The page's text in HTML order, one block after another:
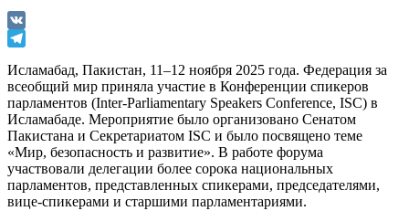
VK
Исламабад, Пакистан, 11–12 ноября 2025 года. Федерация за
всеобщий мир приняла участие в Конференции спикеров
парламентов (Inter-Parliamentary Speakers Conference, ISC) в
Исламабаде. Мероприятие было организовано Сенатом
Пакистана и Секретариатом ISC и было посвящено теме
«Мир, безопасность и развитие». В работе форума
участвовали делегации более сорока национальных
парламентов, представленных спикерами, председателями,
вице-спикерами и старшими парламентариями.